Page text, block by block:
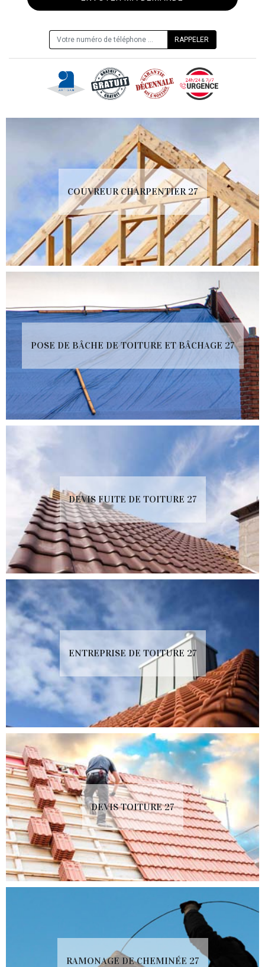
COUVREUR CHARPENTIER 27
POSE DE BÂCHE DE TOITURE ET BÂCHAGE 27
DEVIS FUITE DE TOITURE 27
ENTREPRISE DE TOITURE 27
DEVIS TOITURE 27
RAMONAGE DE CHEMINÉE 27